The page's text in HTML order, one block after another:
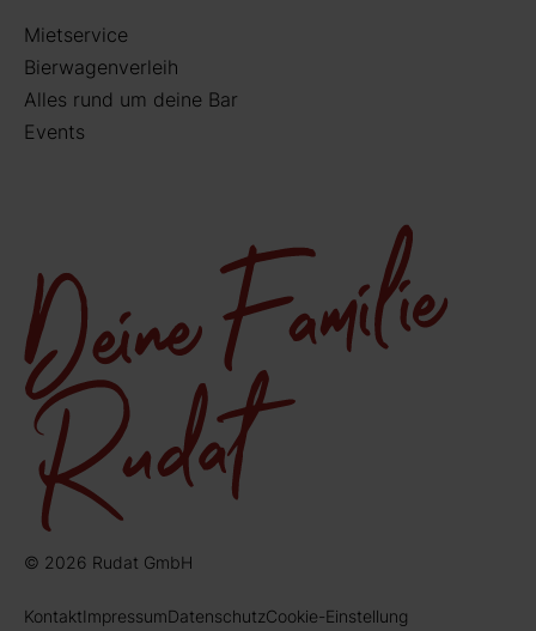
Mietservice
Bierwagenverleih
Alles rund um deine Bar
Events
© 2026 Rudat GmbH
KontaktImpressumDatenschutzCookie-Einstellung